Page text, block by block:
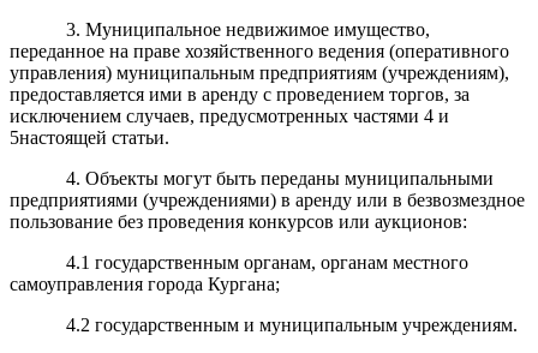
3. Муниципальное недвижимое имущество,
переданное на праве хозяйственного ведения (оперативного
управления) муниципальным предприятиям (учреждениям),
предоставляется ими в аренду с проведением торгов, за
исключением случаев, предусмотренных частями 4 и
5настоящей статьи.
4. Объекты могут быть переданы муниципальными
предприятиями (учреждениями) в аренду или в безвозмездное
пользование без проведения конкурсов или аукционов:
4.1 государственным органам, органам местного
самоуправления города Кургана;
4.2 государственным и муниципальным учреждениям.